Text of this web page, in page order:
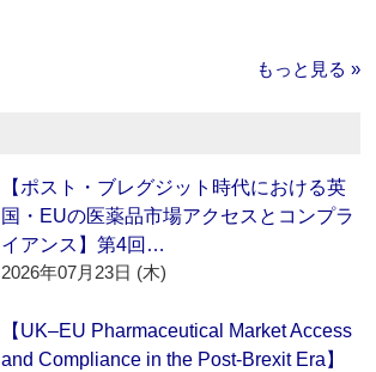
もっと見る »
【ポスト・ブレグジット時代における英
国・EUの医薬品市場アクセスとコンプラ
イアンス】第4回…
2026年07月23日 (木)
【UK–EU Pharmaceutical Market Access
and Compliance in the Post-Brexit Era】